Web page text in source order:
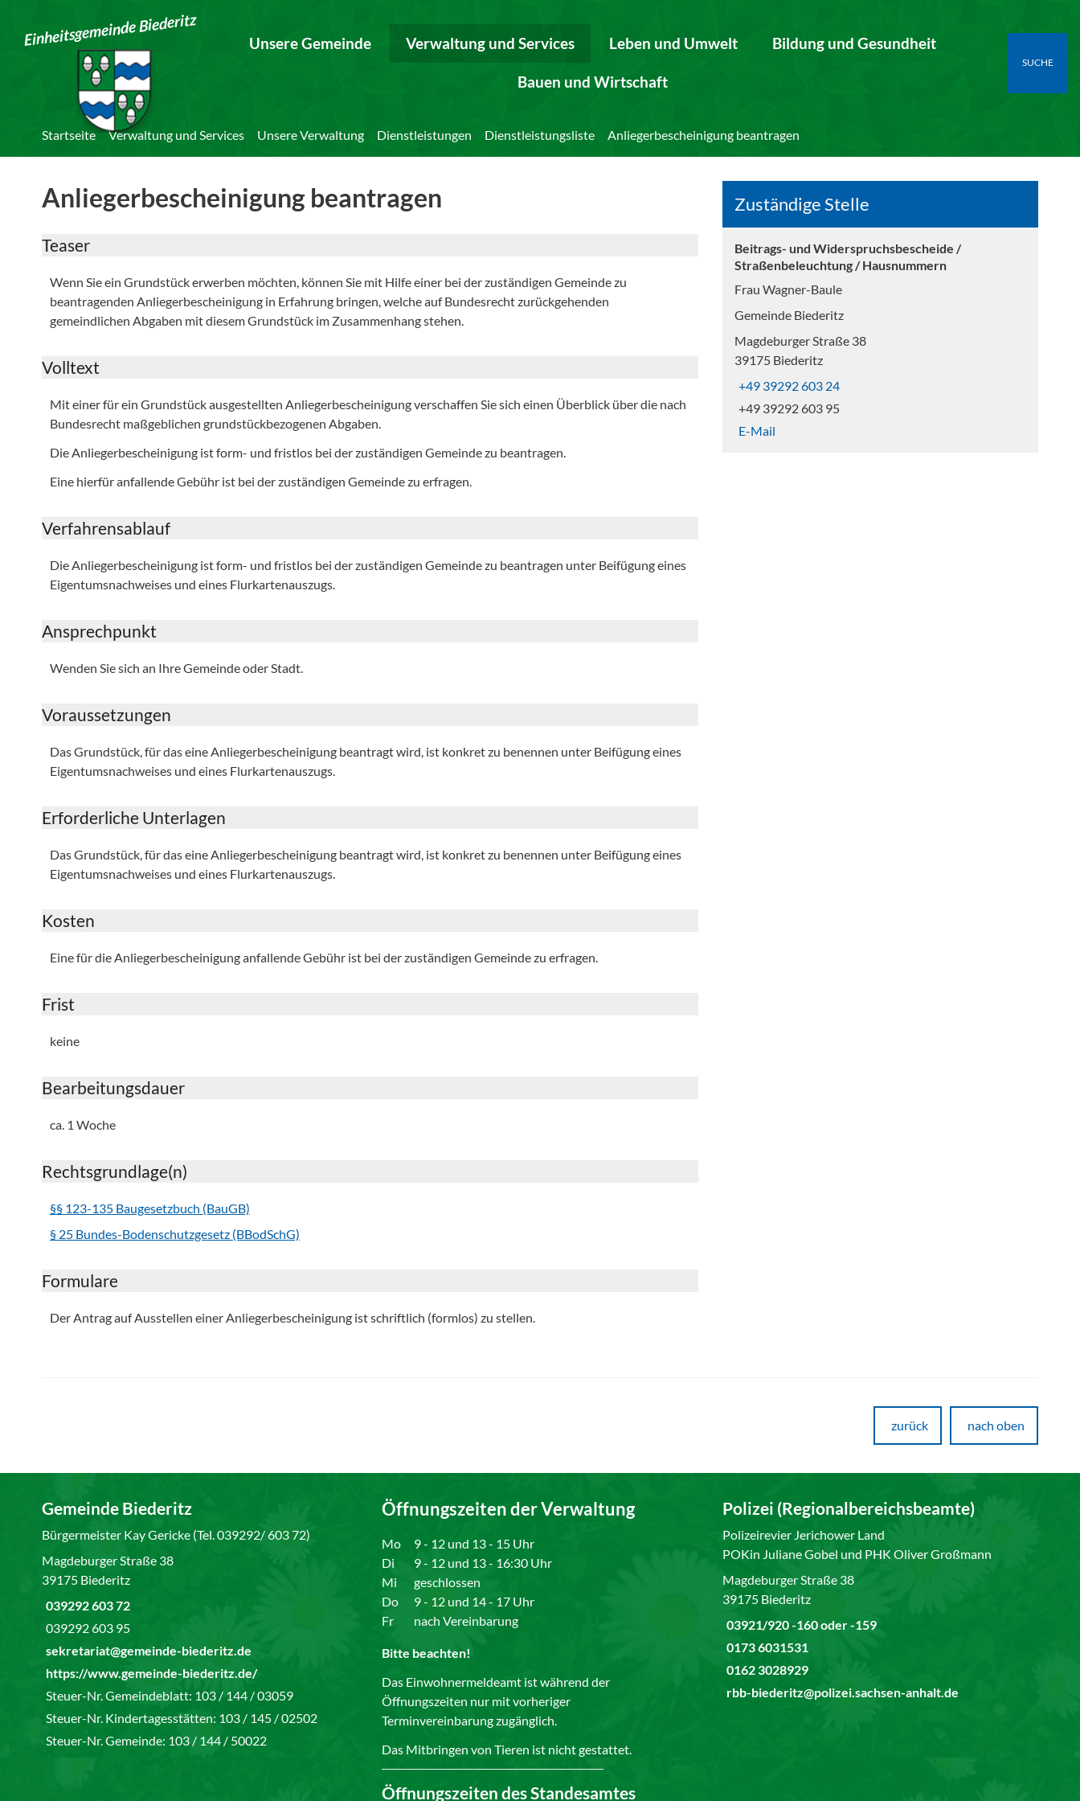
Einheitsgemeinde Biederitz Unsere Gemeinde Verwaltung und Services Leben und Umwelt Bildung und Gesundheit
Bauen und Wirtschaft
SUCHE
Startseite Verwaltung und Services Unsere Verwaltung Dienstleistungen Dienstleistungsliste Anliegerbescheinigung beantragen
Anliegerbescheinigung beantragen
Teaser
Wenn Sie ein Grundstück erwerben möchten, können Sie mit Hilfe einer bei der zuständigen Gemeinde zu
beantragenden Anliegerbescheinigung in Erfahrung bringen, welche auf Bundesrecht zurückgehenden
gemeindlichen Abgaben mit diesem Grundstück im Zusammenhang stehen.
Volltext
Mit einer für ein Grundstück ausgestellten Anliegerbescheinigung verschaffen Sie sich einen Überblick über die nach
Bundesrecht maßgeblichen grundstückbezogenen Abgaben.
Die Anliegerbescheinigung ist form- und fristlos bei der zuständigen Gemeinde zu beantragen.
Eine hierfür anfallende Gebühr ist bei der zuständigen Gemeinde zu erfragen.
Verfahrensablauf
Die Anliegerbescheinigung ist form- und fristlos bei der zuständigen Gemeinde zu beantragen unter Beifügung eines
Eigentumsnachweises und eines Flurkartenauszugs.
Ansprechpunkt
Wenden Sie sich an Ihre Gemeinde oder Stadt.
Voraussetzungen
Das Grundstück, für das eine Anliegerbescheinigung beantragt wird, ist konkret zu benennen unter Beifügung eines
Eigentumsnachweises und eines Flurkartenauszugs.
Erforderliche Unterlagen
Das Grundstück, für das eine Anliegerbescheinigung beantragt wird, ist konkret zu benennen unter Beifügung eines
Eigentumsnachweises und eines Flurkartenauszugs.
Kosten
Eine für die Anliegerbescheinigung anfallende Gebühr ist bei der zuständigen Gemeinde zu erfragen.
Frist
keine
Bearbeitungsdauer
ca. 1 Woche
Rechtsgrundlage(n)
§§ 123-135 Baugesetzbuch (BauGB)
§ 25 Bundes-Bodenschutzgesetz (BBodSchG)
Formulare
Der Antrag auf Ausstellen einer Anliegerbescheinigung ist schriftlich (formlos) zu stellen.
Zuständige Stelle
Beitrags- und Widerspruchsbescheide /
Straßenbeleuchtung / Hausnummern
Frau Wagner-Baule
Gemeinde Biederitz
Magdeburger Straße 38
39175 Biederitz
+49 39292 603 24
+49 39292 603 95
E-Mail
zurück nach oben
Gemeinde Biederitz
Bürgermeister Kay Gericke (Tel. 039292/ 603 72)
Magdeburger Straße 38
39175 Biederitz
039292 603 72
039292 603 95
sekretariat@gemeinde-biederitz.de
https://www.gemeinde-biederitz.de/
Steuer-Nr. Gemeindeblatt: 103 / 144 / 03059
Steuer-Nr. Kindertagesstätten: 103 / 145 / 02502
Steuer-Nr. Gemeinde: 103 / 144 / 50022
Öffnungszeiten der Verwaltung
Mo
9 - 12 und 13 - 15 Uhr
Di
9 - 12 und 13 - 16:30 Uhr
Mi
geschlossen
Do
9 - 12 und 14 - 17 Uhr
Fr
nach Vereinbarung
Bitte beachten!
Das Einwohnermeldeamt ist während der
Öffnungszeiten nur mit vorheriger
Terminvereinbarung zugänglich.
Das Mitbringen von Tieren ist nicht gestattet.
Öffnungszeiten des Standesamtes
Polizei (Regionalbereichsbeamte)
Polizeirevier Jerichower Land
POKin Juliane Gobel und PHK Oliver Großmann
Magdeburger Straße 38
39175 Biederitz
03921/920 -160 oder -159
0173 6031531
0162 3028929
rbb-biederitz@polizei.sachsen-anhalt.de